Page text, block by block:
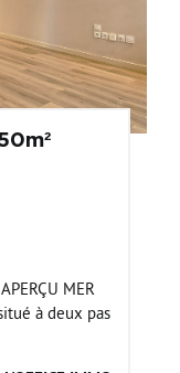
MER
à deux pas